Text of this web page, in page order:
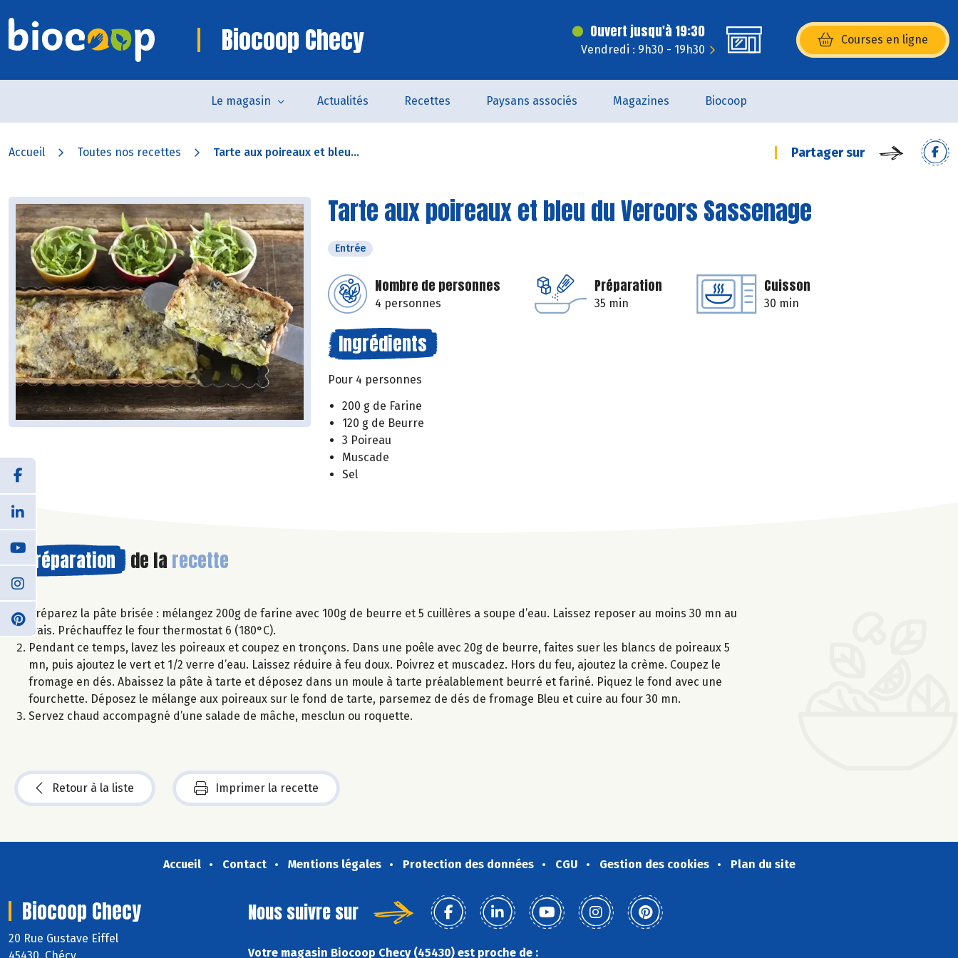
Biocoop Checy Ouvert jusqu'à 19:30
Vendredi : 9h30 - 19h30
Courses en ligne
(s’ouvre dans une nouvelle
Le magasin Actualités Recettes Paysans associés Magazines Biocoop
Accueil Toutes nos recettes Tarte aux poireaux et bleu... Partager sur
Tarte aux poireaux et bleu du Vercors Sassenage
Entrée
Nombre de personnes
4 personnes
Préparation
35 min
Cuisson
30 min
Ingrédients
Pour 4 personnes
200 g de Farine
120 g de Beurre
3 Poireau
Muscade
Sel
Préparation de la recette
Préparez la pâte brisée : mélangez 200g de farine avec 100g de beurre et 5 cuillères a soupe d’eau. Laissez reposer au moins 30 mn au
frais. Préchauffez le four thermostat 6 (180°C).
Pendant ce temps, lavez les poireaux et coupez en tronçons. Dans une poêle avec 20g de beurre, faites suer les blancs de poireaux 5
mn, puis ajoutez le vert et 1/2 verre d’eau. Laissez réduire à feu doux. Poivrez et muscadez. Hors du feu, ajoutez la crème. Coupez le
fromage en dés. Abaissez la pâte à tarte et déposez dans un moule à tarte préalablement beurré et fariné. Piquez le fond avec une
fourchette. Déposez le mélange aux poireaux sur le fond de tarte, parsemez de dés de fromage Bleu et cuire au four 30 mn.
Servez chaud accompagné d’une salade de mâche, mesclun ou roquette.
Retour à la liste Imprimer la recette
Accueil Contact Mentions légales Protection des données CGU Gestion des cookies Plan du site
Biocoop Checy
20 Rue Gustave Eiffel
45430 Chécy
Nous suivre sur
Votre magasin Biocoop Checy (45430) est proche de :